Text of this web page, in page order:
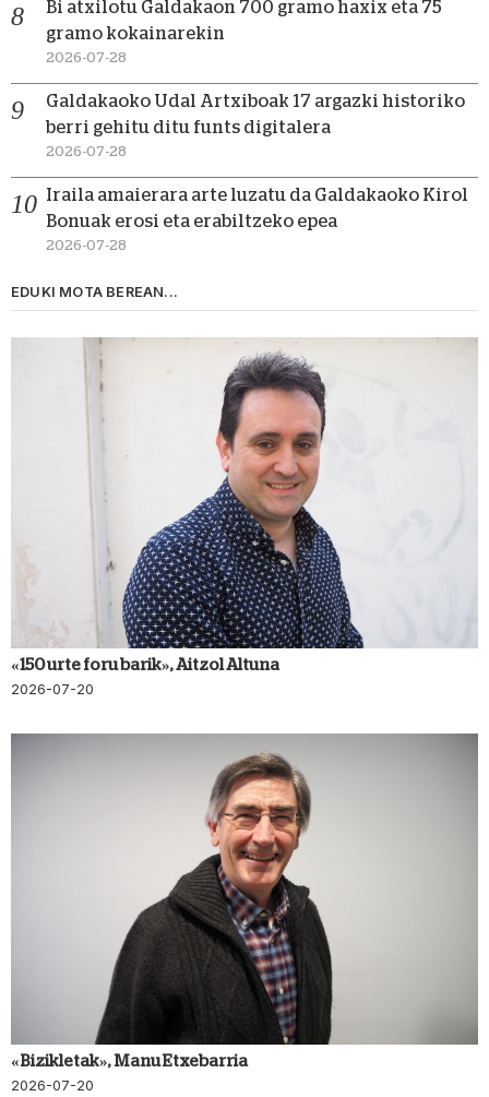
Bi atxilotu Galdakaon 700 gramo haxix eta 75
gramo kokainarekin
2026-07-28
Galdakaoko Udal Artxiboak 17 argazki historiko
berri gehitu ditu funts digitalera
2026-07-28
Iraila amaierara arte luzatu da Galdakaoko Kirol
Bonuak erosi eta erabiltzeko epea
2026-07-28
EDUKI MOTA BEREAN...
«150 urte foru barik», Aitzol Altuna
2026-07-20
«Bizikletak», Manu Etxebarria
2026-07-20